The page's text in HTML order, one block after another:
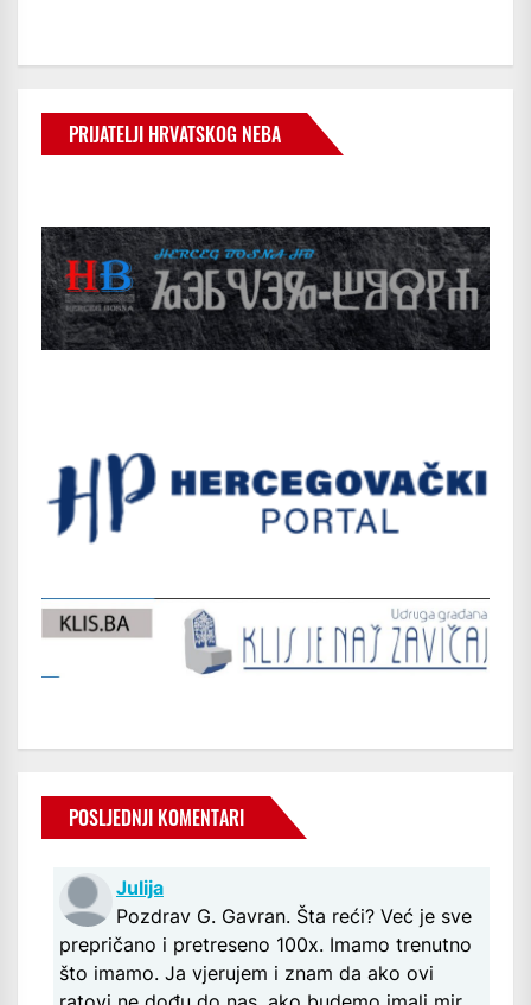
PRIJATELJI HRVATSKOG NEBA
POSLJEDNJI KOMENTARI
Julija
Pozdrav G. Gavran. Šta reći? Već je sve
prepričano i pretreseno 100x. Imamo trenutno
što imamo. Ja vjerujem i znam da ako ovi